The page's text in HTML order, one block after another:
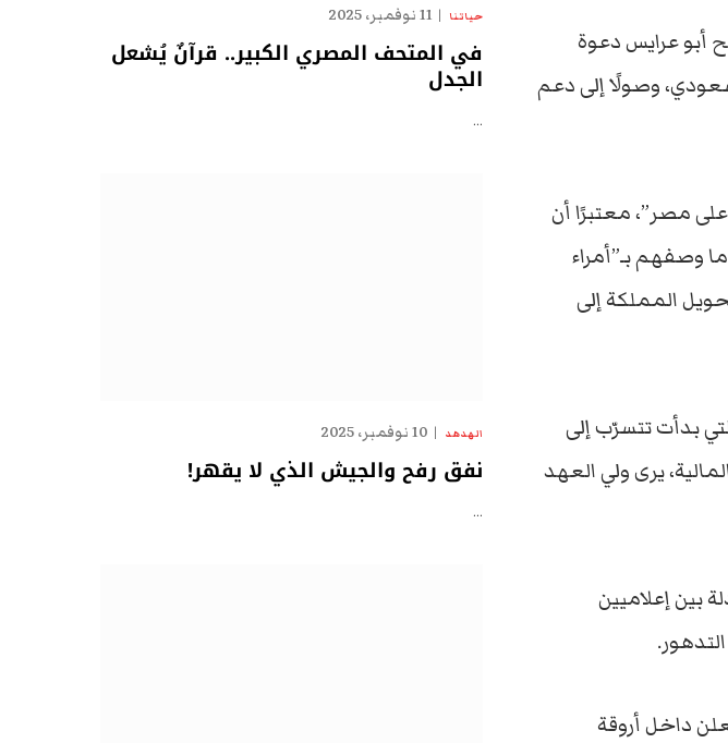
أبو عرايس دعوة
وصولًا إلى دعم
مصر”، معتبرًا أن
وصفهم بـ”أمراء
المملكة إلى
بدأت تتسرّب إلى
يرى ولي العهد
بين إعلاميين
داخل أروقة
حياتنا 11 نوفمبر، 2025
في المتحف المصري الكبير.. قرآنٌ يُشعل
الجدل
…
الهدهد 10 نوفمبر، 2025
نفق رفح والجيش الذي لا يقهر!
…